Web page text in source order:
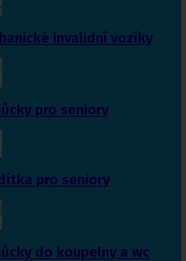
invalidní vozíky
pro seniory
pro seniory
do koupelny a wc